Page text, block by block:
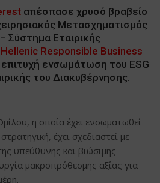
απέσπασε χρυσό βραβείο
Μετασχηματισμός
Σύστημα Εταιρικής
Hellenic Responsible Business
επιτυχή ενσωμάτωση του ESG
του Διακυβέρνησης.
η οποία έχει ενσωματωθεί
έχει σχεδιαστεί με
υπεύθυνης και βιώσιμης
μακροπρόθεσμης αξίας για